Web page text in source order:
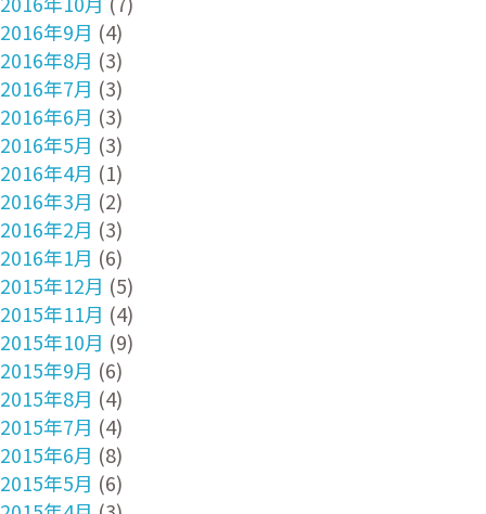
2016年9月 (4)
2016年8月 (3)
2016年7月 (3)
2016年6月 (3)
2016年5月 (3)
2016年4月 (1)
2016年3月 (2)
2016年2月 (3)
2016年1月 (6)
2015年12月 (5)
2015年11月 (4)
2015年10月 (9)
2015年9月 (6)
2015年8月 (4)
2015年7月 (4)
2015年6月 (8)
2015年5月 (6)